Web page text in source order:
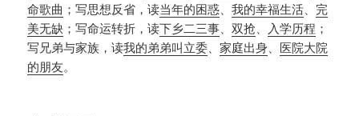
命歌曲 ；写思想反省，读当年的困惑、我的幸福生活、 完
美无缺 ；写命运转折，读下乡二三事、双抢、 入学历程 ；
写兄弟与家族，读我的弟弟叫立委、家庭出身、 医院大院
的朋友。